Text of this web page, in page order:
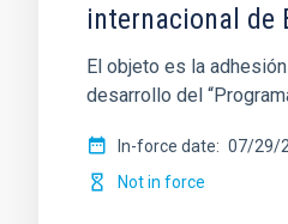
internacional de
El objeto es la
desarrollo del
In-force date 07/29/
Not in force